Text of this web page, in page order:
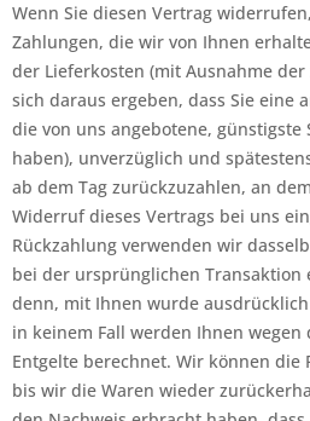
Wenn Sie diesen Vertrag
Zahlungen, die wir von Ihnen
der Lieferkosten (mit Ausnahme
sich daraus ergeben, dass Sie eine
die von uns angebotene,
haben), unverzüglich und
ab dem Tag zurückzuzahlen, an
Widerruf dieses Vertrags bei uns
Rückzahlung verwenden wir
bei der ursprünglichen Transaktion
denn, mit Ihnen wurde
in keinem Fall werden Ihnen wegen
Entgelte berechnet. Wir können die
bis wir die Waren wieder